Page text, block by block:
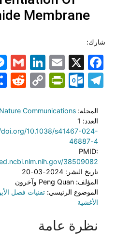
Membrane
شارك:
Facebook
X
Email
Telegram
المجلة: Nature Communications
العدد: 1
10.1038/s41467-024-
46887-4
PMID:
38509082
تاريخ النشر: 2024-03-20
المؤلف: Peng Quan وآخرون
الموضوع الرئيسي: تقنيات فصل
الأغشية
نظرة عامة